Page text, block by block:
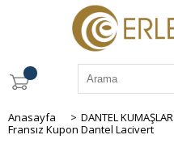
Anasayfa > DANTEL KUMAŞLAR
Fransız Kupon Dantel Lacivert